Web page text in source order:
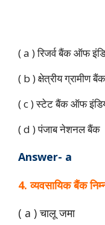
( a ) रिजर्व बैंक ऑफ
( b ) क्षेत्रीय ग्रामीण बैंक
( c ) स्टेट बैंक ऑफ
( d ) पंजाब नेशनल बैंक
Answer- a
4. व्यवसायिक बैंक
( a ) चालू जमा